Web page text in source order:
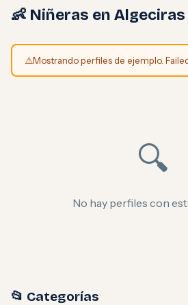
👶 Niñeras en Algeciras
⚠️Mostrando perfiles de ejemplo.
🔍
No hay perfiles con
📂 Categorías